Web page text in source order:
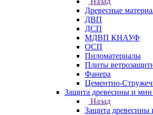
Древесные
ДВП
ДСП
МДВП КНАУФ
ОСП
Пиломатериалы
Плиты
Фанера
Цементно-
Защита древесины и мин
Назад
Защита древесины